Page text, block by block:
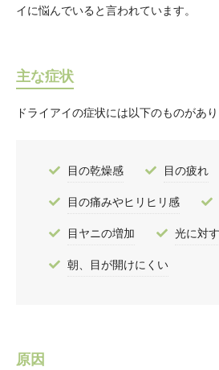
イに悩んでいると言われています。
主な症状
ドライアイの症状には以下のものがあり
目の乾燥感 目の疲れ
目の痛みやヒリヒリ感
目ヤニの増加 光に対
朝、目が開けにくい
原因